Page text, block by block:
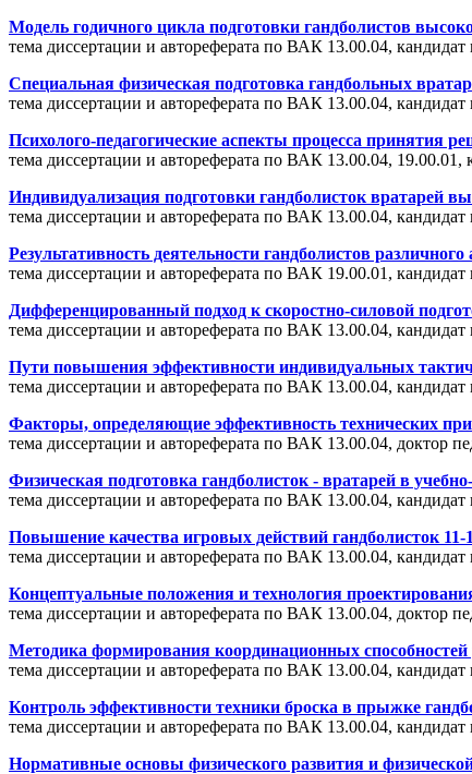
Модель годичного цикла подготовки гандболистов
тема диссертации и автореферата по ВАК 13.00.04,
Специальная физическая подготовка гандбольных
тема диссертации и автореферата по ВАК 13.00.04,
Психолого-педагогические аспекты процесса принятия
тема диссертации и автореферата по ВАК 13.00.04,
Индивидуализация подготовки гандболисток вратарей
тема диссертации и автореферата по ВАК 13.00.04,
Результативность деятельности гандболистов
тема диссертации и автореферата по ВАК 19.00.01,
Дифференцированный подход к скоростно-силовой
тема диссертации и автореферата по ВАК 13.00.04,
Пути повышения эффективности индивидуальных
тема диссертации и автореферата по ВАК 13.00.04,
Факторы, определяющие эффективность технических
тема диссертации и автореферата по ВАК 13.00.04, доктор
Физическая подготовка гандболисток - вратарей в
тема диссертации и автореферата по ВАК 13.00.04,
Повышение качества игровых действий гандболисток
тема диссертации и автореферата по ВАК 13.00.04,
Концептуальные положения и технология
тема диссертации и автореферата по ВАК 13.00.04, доктор
Методика формирования координационных способностей
тема диссертации и автореферата по ВАК 13.00.04,
Контроль эффективности техники броска в прыжке
тема диссертации и автореферата по ВАК 13.00.04,
Нормативные основы физического развития и